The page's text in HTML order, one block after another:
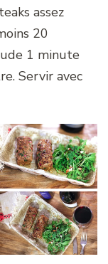
assez
20
1 minute
Servir avec